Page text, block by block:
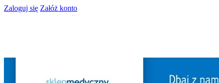
Zaloguj się Załóż konto